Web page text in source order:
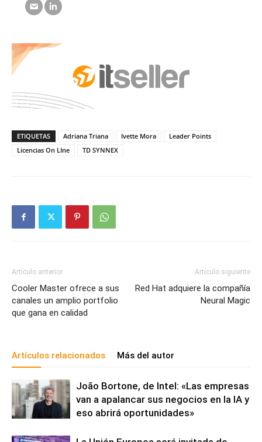
ETIQUETAS Adriana Triana Ivette Mora
Leader Points
Licencias On LIne
TD SYNNEX
Artículo anterior
Cooler Master ofrece a sus
canales un amplio portfolio
que gana en calidad
Artículo siguiente
Red Hat adquiere la compañía
Neural Magic
Artículos relacionados Más del autor
João Bortone, de Intel: «Las empresas
van a apalancar sus negocios en la IA y
eso abrirá oportunidades»